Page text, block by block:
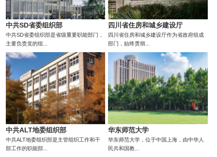
中共SD省委组织部
中共SD省委组织部是省级重要职能部门，
主要负责党的组...
四川省住房和城乡建设厅
四川省住房和城乡建设厅作为省政府组成
部门，始终贯彻...
中共ALT地委组织部
中共ALT地委组织部是主管组织工作和干
部工作的职能部...
华东师范大学
华东师范大学，位于中国上海，由中华人
民共和国教...